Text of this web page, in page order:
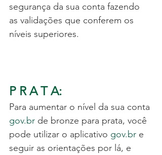
segurança da sua conta fazendo
as validações que conferem os
níveis superiores.
P R A T A:
Para aumentar o nível da sua conta
gov.br de bronze para prata, você
pode utilizar o aplicativo gov.br e
seguir as orientações por lá, e